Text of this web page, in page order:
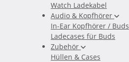
Watch Ladekabel
Audio & Kopfhörer
In-Ear Kopfhörer / Buds
Ladecases für Buds
Zubehör
Hüllen & Cases